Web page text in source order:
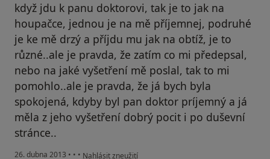
když jdu k panu doktorovi, tak je to jak na
houpačce, jednou je na mě příjemnej, podruhé
je ke mě drzý a příjdu mu jak na obtíž, je to
různé..ale je pravda, že zatím co mi předepsal,
nebo na jaké vyšetření mě poslal, tak to mi
pomohlo..ale je pravda, že já bych byla
spokojená, kdyby byl pan doktor príjemný a já
měla z jeho vyšetření dobrý pocit i po duševní
stránce..
26. dubna 2013 • • • podle názoru uživatele Váš účet byl odstraněn
Nahlásit zneužití